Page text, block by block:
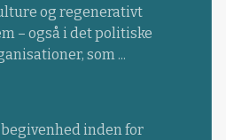
og regenerativt
– også i det politiske
som ...
inden for